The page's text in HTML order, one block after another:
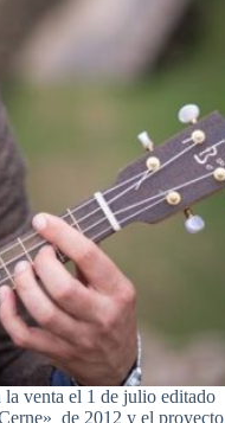
venta el 1 de julio editado
de 2012 y el proyecto